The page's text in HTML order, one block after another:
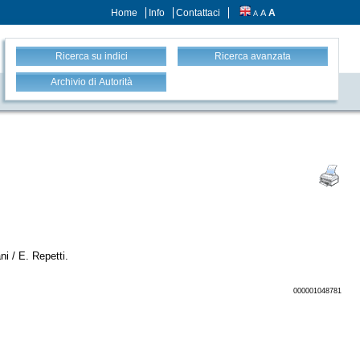
Home Info Contattaci A A A
Ricerca su indici Ricerca avanzata
Archivio di Autorità